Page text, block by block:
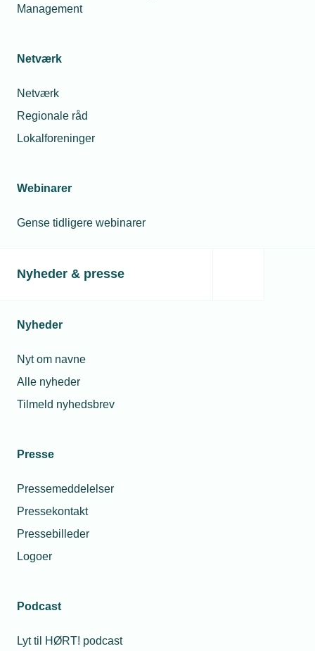
Management
Netværk
Netværk
Regionale råd
Lokalforeninger
Webinarer
Gense tidligere webinarer
Nyheder & presse
Nyheder
Nyt om navne
Alle nyheder
Tilmeld nyhedsbrev
Presse
Pressemeddelelser
Pressekontakt
Pressebilleder
Logoer
Podcast
Lyt til HØRT! podcast